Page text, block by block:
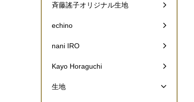
斉藤謠子オリジナル生地
echino
nani IRO
Kayo Horaguchi
生地